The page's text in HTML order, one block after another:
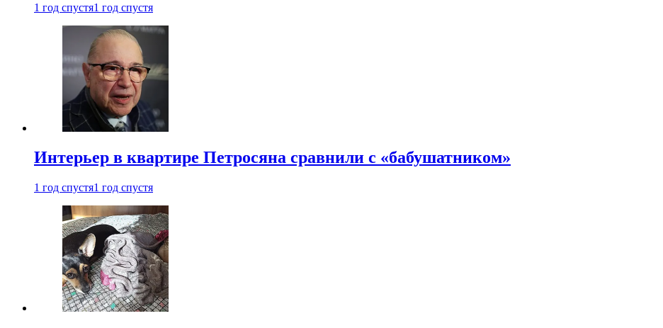
1 год спустя1 год спустя
Интерьер в квартире Петросяна сравнили с «бабушатником»
1 год спустя1 год спустя